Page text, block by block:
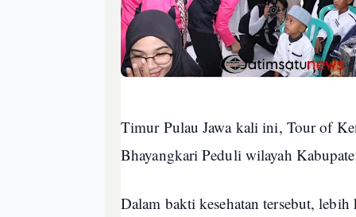
Timur Pulau Jawa kali ini, Tour of
Bhayangkari Peduli wilayah
Dalam bakti kesehatan tersebut,